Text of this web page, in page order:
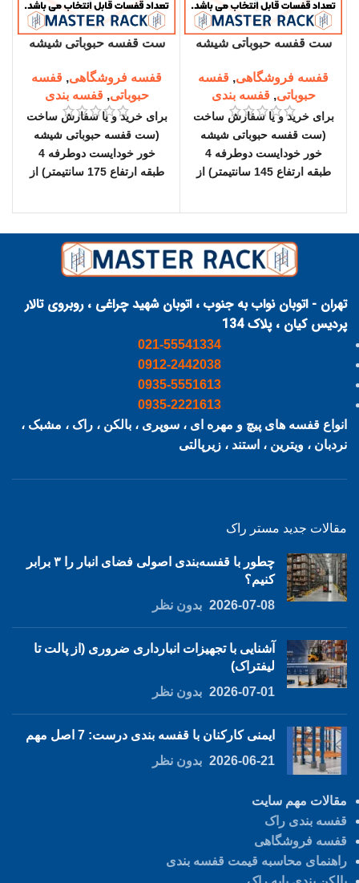
ست قفسه حبوباتی شیشه
طبقه ارتفاع 145 سانتیمتر
قفسه فروشگاهی, قفسه
حبوباتی,قفسه بندی
برای خرید و یا سفارش ساخت
(ست قفسه حبوباتی شیشه
خور خودایست دوطرفه 4
طبقه ارتفاع 145 سانتیمتر) از
روبروی تالار پردیس کیان ،
پلاک 134 تلفن :
09122442038
09352221613 0935551613
تلفن دفتر : 021-55541334
ست قفسه حبوباتی شیشه
طبقه ارتفاع 175 سانتیمتر
قفسه فروشگاهی, قفسه
حبوباتی,قفسه بندی
برای خرید و یا سفارش ساخت
(ست قفسه حبوباتی شیشه
خور خودایست دوطرفه 4
طبقه ارتفاع 175 سانتیمتر) از
روبروی تالار پردیس کیان ،
پلاک 134 تلفن :
09122442038
09352221613 0935551613
تهران - اتوبان نواب به جنوب ، اتوبان شهید چراغی ، روبروی تالار
پردیس کیان ، پلاک 134
021-55541334
0912-2442038
0935-5551613
0935-2221613
انواع قفسه های پیچ و مهره ای ، سوپری ، بالکن ، راک ، مشبک ،
نردبان ، ویترین ، استند ، زیرپالتی
مقالات جدید مستر راک
چطور با قفسه‌بندی اصولی فضای انبار را ۳ برابر
کنیم؟
2026-07-08 بدون نظر
آشنایی با تجهیزات انبارداری ضروری (از پالت تا
لیفتراک)
2026-07-01 بدون نظر
ایمنی کارکنان با قفسه بندی درست: 7 اصل مهم
2026-06-21 بدون نظر
مقالات مهم سایت
قفسه بندی راک
قفسه فروشگاهی
راهنمای محاسبه قیمت قفسه بندی